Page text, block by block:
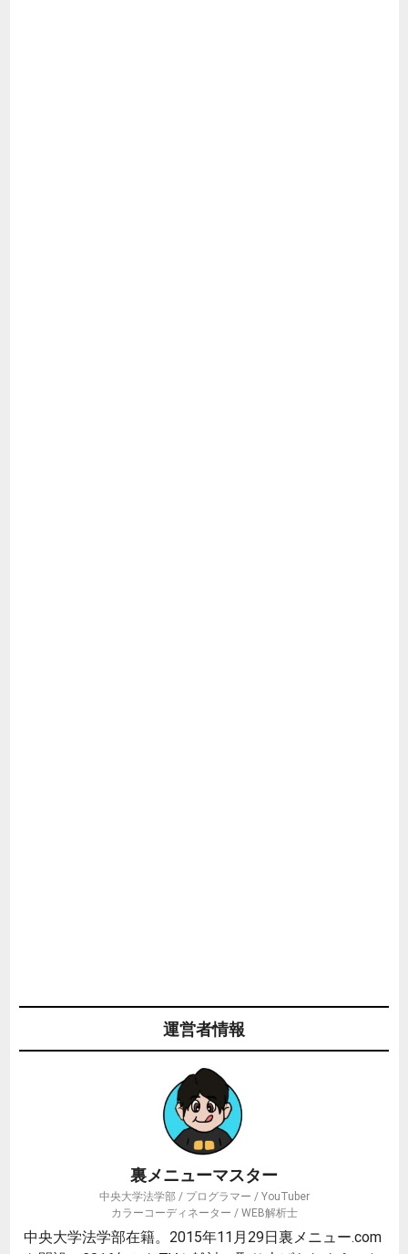
運営者情報
裏メニューマスター
中央大学法学部 / プログラマー / YouTuber
カラーコーディネーター / WEB解析士
中央大学法学部在籍。2015年11月29日裏メニュー.com